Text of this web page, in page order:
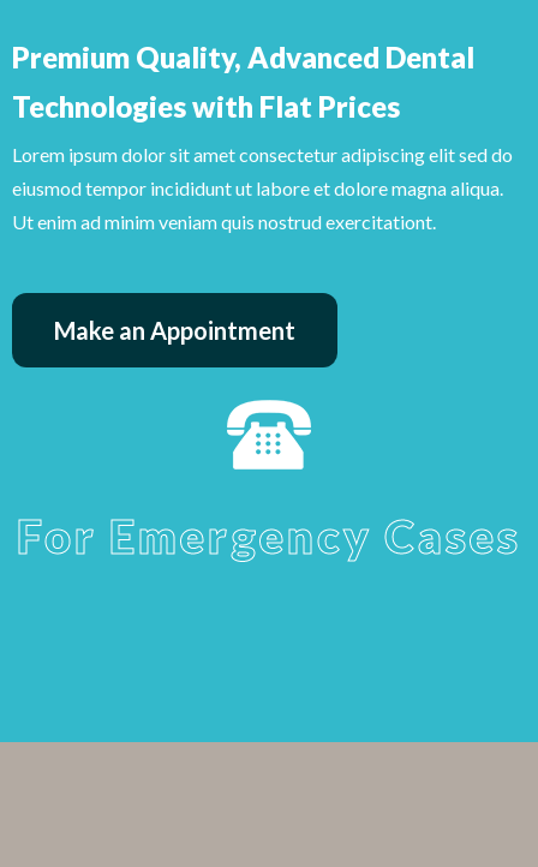
Premium Quality, Advanced Dental
Technologies with Flat Prices
Lorem ipsum dolor sit amet consectetur adipiscing elit sed do
eiusmod tempor incididunt ut labore et dolore magna aliqua.
Ut enim ad minim veniam quis nostrud exercitationt.
Make an Appointment
For Emergency Cases